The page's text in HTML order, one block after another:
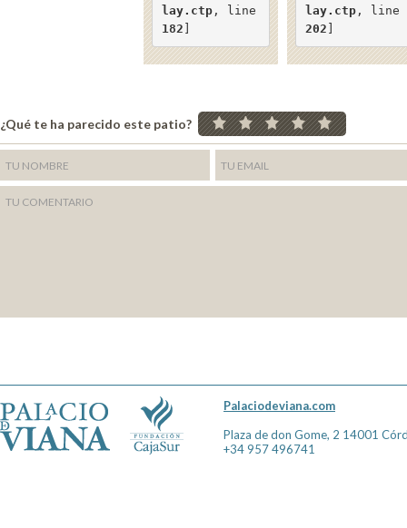
lay.ctp
182 ]
lay.ctp
202 ]
¿Qué te ha parecido este patio?
Palaciodeviana.com
Plaza de don Gome, 2 14001
+34 957 496741